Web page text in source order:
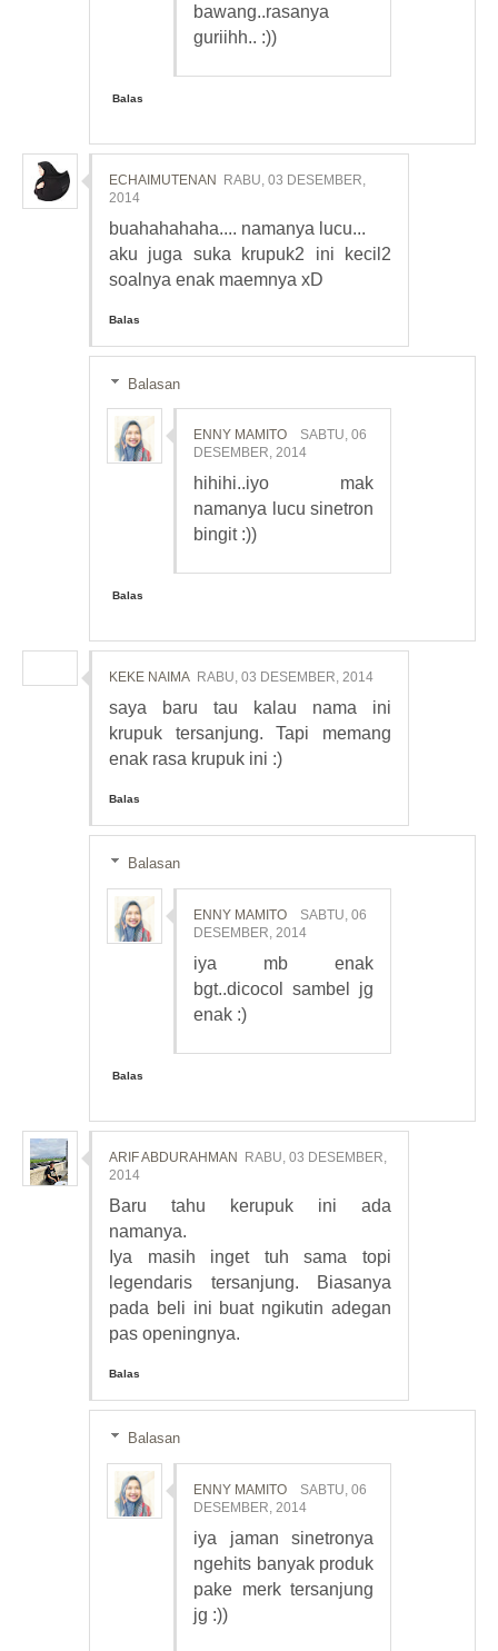
bawang..rasanya
guriihh.. :))
Balas
ECHAIMUTENAN RABU, 03 DESEMBER,
2014
buahahahaha.... namanya lucu...
aku juga suka krupuk2 ini kecil2
soalnya enak maemnya xD
Balas
Balasan
ENNY MAMITO
SABTU, 06
DESEMBER, 2014
hihihi..iyo mak
namanya lucu sinetron
bingit :))
Balas
KEKE NAIMA RABU, 03 DESEMBER, 2014
saya baru tau kalau nama ini
krupuk tersanjung. Tapi memang
enak rasa krupuk ini :)
Balas
Balasan
ENNY MAMITO
SABTU, 06
DESEMBER, 2014
iya mb enak
bgt..dicocol sambel jg
enak :)
Balas
ARIF ABDURAHMAN
RABU, 03 DESEMBER,
2014
Baru tahu kerupuk ini ada
namanya.
Iya masih inget tuh sama topi
legendaris tersanjung. Biasanya
pada beli ini buat ngikutin adegan
pas openingnya.
Balas
Balasan
ENNY MAMITO
SABTU, 06
DESEMBER, 2014
iya jaman sinetronya
ngehits banyak produk
pake merk tersanjung
jg :))